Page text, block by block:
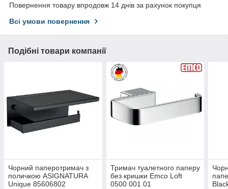
Повернення товару впродовж 14 днів за рахунок покупця
Всі умови повернення
Подібні товари компанії
Чорний паперотримач з
поличкою ASIGNATURA
Unique 85606802
Тримач туалетного паперу
без кришки Emco Loft
0500 001 01